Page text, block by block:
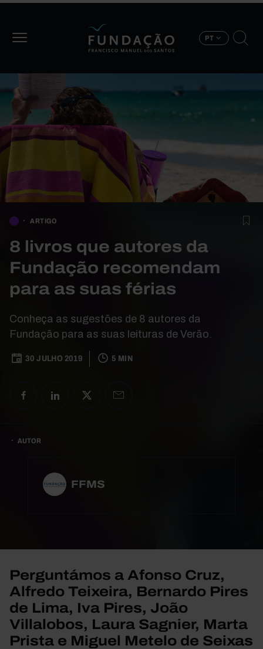
PT
ARTIGO
8 livros que autores da
Fundação recomendam
para as suas férias
Conheça as sugestões de 8 autores da
Fundação para as suas leituras de Verão.
30 JULHO 2019 5 MIN
AUTOR
FFMS
Perguntámos a Afonso Cruz,
Alfredo Teixeira, Bernardo Pires
de Lima, Iva Pires, João
Villalobos, Laura Sagnier, Marta
Prista e Miguel Metelo de Seixas